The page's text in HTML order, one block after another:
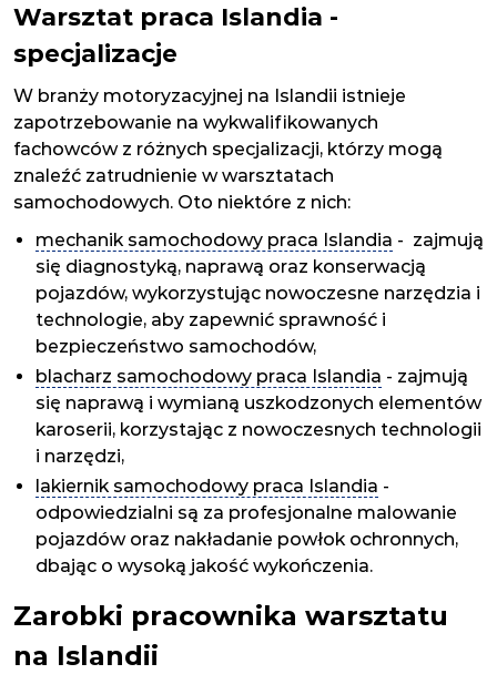
Warsztat praca Islandia -
specjalizacje
W branży motoryzacyjnej na Islandii istnieje
zapotrzebowanie na wykwalifikowanych
fachowców z różnych specjalizacji, którzy mogą
znaleźć zatrudnienie w warsztatach
samochodowych. Oto niektóre z nich:
mechanik samochodowy praca Islandia - zajmują
się diagnostyką, naprawą oraz konserwacją
pojazdów, wykorzystując nowoczesne narzędzia i
technologie, aby zapewnić sprawność i
bezpieczeństwo samochodów,
blacharz samochodowy praca Islandia - zajmują
się naprawą i wymianą uszkodzonych elementów
karoserii, korzystając z nowoczesnych technologii
i narzędzi,
lakiernik samochodowy praca Islandia -
odpowiedzialni są za profesjonalne malowanie
pojazdów oraz nakładanie powłok ochronnych,
dbając o wysoką jakość wykończenia.
Zarobki pracownika warsztatu
na Islandii